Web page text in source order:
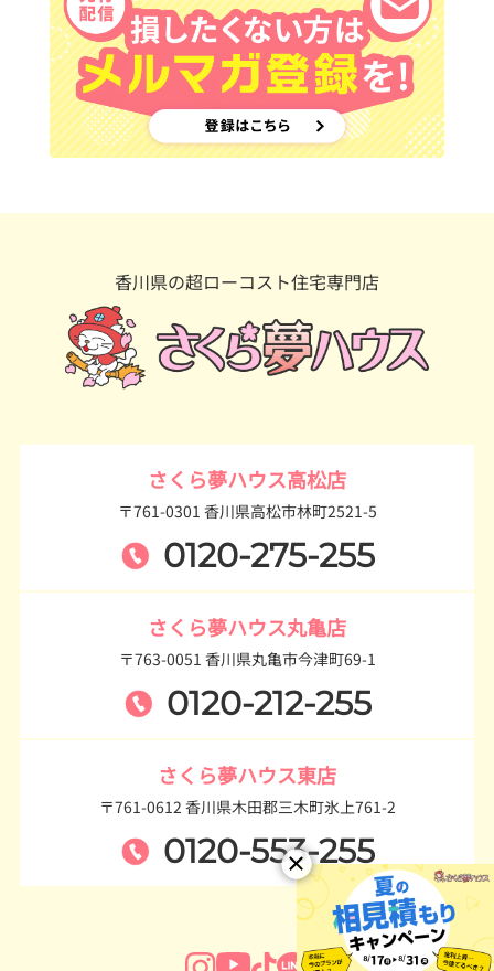
香川県の超ローコスト住宅専門店
さくら夢ハウス高松店
〒761-0301 香川県高松市林町2521-5
0120-275-255
さくら夢ハウス丸亀店
〒763-0051 香川県丸亀市今津町69-1
0120-212-255
さくら夢ハウス東店
〒761-0612 香川県木田郡三木町氷上761-2
0120-553-255